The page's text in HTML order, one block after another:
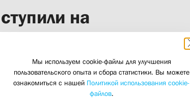
на
в Риге
идеи и движения в XX-XXI
Латвийского университета
Мы используем cookie-файлы для улучшения
пользовательского опыта и сбора статистики. Вы можете
ознакомиться с нашей Политикой использования cookie-
файлов.